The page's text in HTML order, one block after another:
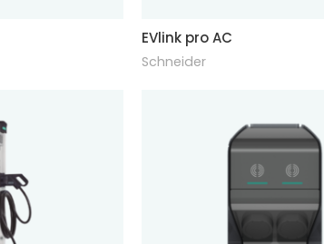
EVlink pro AC
Schneider